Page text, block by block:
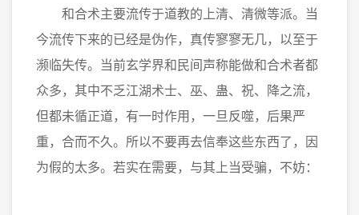
和合术主要流传于道教的上清、清微等派。当
今流传下来的已经是伪作，真传寥寥无几，以至于
濒临失传。当前玄学界和民间声称能做和合术者都
众多，其中不乏江湖术士、巫、蛊、祝、降之流，
但都未循正道，有一时作用，一旦反噬，后果严
重，合而不久。所以不要再去信奉这些东西了，因
为假的太多。若实在需要，与其上当受骗，不妨：